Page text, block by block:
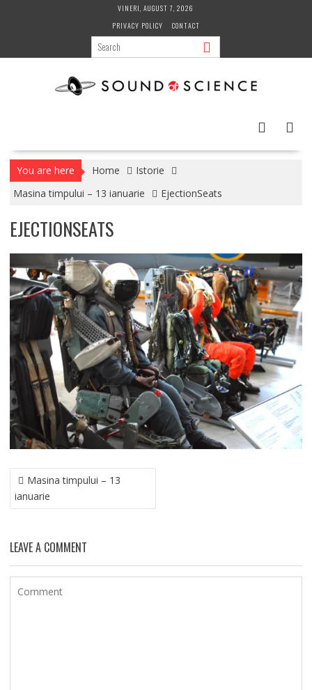
VINERI, AUGUST 7, 2026
PRIVACY POLICY
CONTACT
You are here Home
Istorie
Masina timpului – 13 ianuarie
EjectionSeats
EJECTIONSEATS
NAVIGARE
ÎN
ARTICOLE
Masina timpului – 13
ianuarie
LEAVE A COMMENT